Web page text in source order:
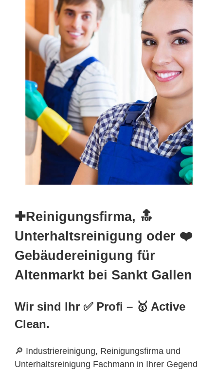
✚Reinigungsfirma, 🔝
Unterhaltsreinigung oder ❤️
Gebäudereinigung für
Altenmarkt bei Sankt Gallen
Wir sind Ihr ✅ Profi – 🥇 Active
Clean.
🔎 Industriereinigung, Reinigungsfirma und
Unterhaltsreinigung Fachmann in Ihrer Gegend